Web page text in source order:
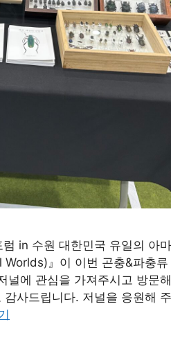
in 수원 대한민국 유일의 아
』​이 이번 곤충&파충류
널에 관심을 가져주시고 방문
사드립니다. 저널을 응원해